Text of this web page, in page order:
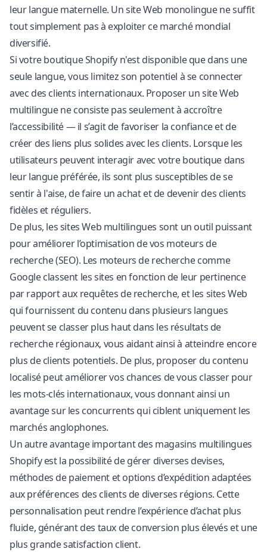
leur langue maternelle. Un site Web monolingue ne suffit
tout simplement pas à exploiter ce marché mondial
diversifié.
Si votre boutique Shopify n'est disponible que dans une
seule langue, vous limitez son potentiel à se connecter
avec des clients internationaux. Proposer un site Web
multilingue ne consiste pas seulement à accroître
l’accessibilité — il s’agit de favoriser la confiance et de
créer des liens plus solides avec les clients. Lorsque les
utilisateurs peuvent interagir avec votre boutique dans
leur langue préférée, ils sont plus susceptibles de se
sentir à l'aise, de faire un achat et de devenir des clients
fidèles et réguliers.
De plus, les sites Web multilingues sont un outil puissant
pour améliorer l’optimisation de vos moteurs de
recherche (SEO). Les moteurs de recherche comme
Google classent les sites en fonction de leur pertinence
par rapport aux requêtes de recherche, et les sites Web
qui fournissent du contenu dans plusieurs langues
peuvent se classer plus haut dans les résultats de
recherche régionaux, vous aidant ainsi à atteindre encore
plus de clients potentiels. De plus, proposer du contenu
localisé peut améliorer vos chances de vous classer pour
les mots-clés internationaux, vous donnant ainsi un
avantage sur les concurrents qui ciblent uniquement les
marchés anglophones.
Un autre avantage important des magasins multilingues
Shopify est la possibilité de gérer diverses devises,
méthodes de paiement et options d’expédition adaptées
aux préférences des clients de diverses régions. Cette
personnalisation peut rendre l’expérience d’achat plus
fluide, générant des taux de conversion plus élevés et une
plus grande satisfaction client.